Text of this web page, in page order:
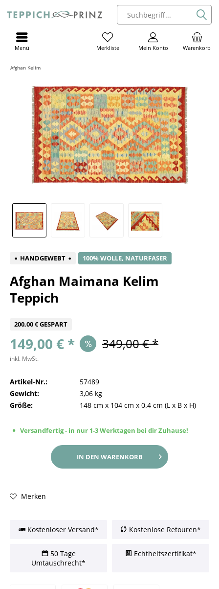
Warenkorb
Mein Konto
Merkliste
Menü
Afghan Kelim
HANDGEWEBT 100% WOLLE, NATURFASER
Afghan Maimana Kelim
Teppich
200,00 € GESPART
149,00 € * 349,00 € *
inkl. MwSt.
Artikel-Nr.:
57489
Gewicht:
3,06 kg
Größe:
148 cm x 104 cm x 0.4 cm (L x B x H)
Versandfertig - in nur 1-3 Werktagen bei dir Zuhause!
IN DEN WARENKORB
Merken
Kostenloser Versand* Kostenlose Retouren*
50 Tage
Umtauschrecht*
Echtheitszertifikat*